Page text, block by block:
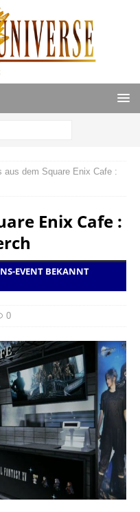
aus dem Square Enix Cafe :
Enix Cafe :
EVENT BEKANNT
0